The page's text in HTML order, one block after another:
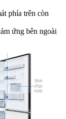
phía trên còn
ứng bên ngoài